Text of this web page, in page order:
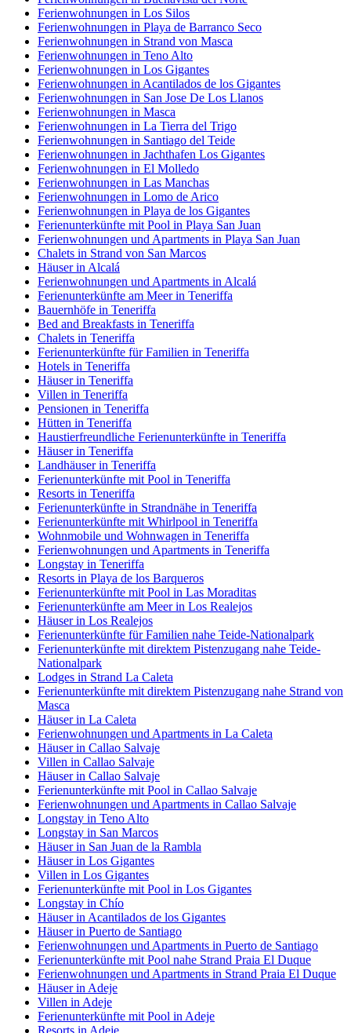
Ferienwohnungen in Los Silos
Ferienwohnungen in Playa de Barranco Seco
Ferienwohnungen in Strand von Masca
Ferienwohnungen in Teno Alto
Ferienwohnungen in Los Gigantes
Ferienwohnungen in Acantilados de los Gigantes
Ferienwohnungen in San Jose De Los Llanos
Ferienwohnungen in Masca
Ferienwohnungen in La Tierra del Trigo
Ferienwohnungen in Santiago del Teide
Ferienwohnungen in Jachthafen Los Gigantes
Ferienwohnungen in El Molledo
Ferienwohnungen in Las Manchas
Ferienwohnungen in Lomo de Arico
Ferienwohnungen in Playa de los Gigantes
Ferienunterkünfte mit Pool in Playa San Juan
Ferienwohnungen und Apartments in Playa San Juan
Chalets in Strand von San Marcos
Häuser in Alcalá
Ferienwohnungen und Apartments in Alcalá
Ferienunterkünfte am Meer in Teneriffa
Bauernhöfe in Teneriffa
Bed and Breakfasts in Teneriffa
Chalets in Teneriffa
Ferienunterkünfte für Familien in Teneriffa
Hotels in Teneriffa
Häuser in Teneriffa
Villen in Teneriffa
Pensionen in Teneriffa
Hütten in Teneriffa
Haustierfreundliche Ferienunterkünfte in Teneriffa
Häuser in Teneriffa
Landhäuser in Teneriffa
Ferienunterkünfte mit Pool in Teneriffa
Resorts in Teneriffa
Ferienunterkünfte in Strandnähe in Teneriffa
Ferienunterkünfte mit Whirlpool in Teneriffa
Wohnmobile und Wohnwagen in Teneriffa
Ferienwohnungen und Apartments in Teneriffa
Longstay in Teneriffa
Resorts in Playa de los Barqueros
Ferienunterkünfte mit Pool in Las Moraditas
Ferienunterkünfte am Meer in Los Realejos
Häuser in Los Realejos
Ferienunterkünfte für Familien nahe Teide-Nationalpark
Ferienunterkünfte mit direktem Pistenzugang nahe Teide-
Nationalpark
Lodges in Strand La Caleta
Ferienunterkünfte mit direktem Pistenzugang nahe Strand von
Masca
Häuser in La Caleta
Ferienwohnungen und Apartments in La Caleta
Häuser in Callao Salvaje
Villen in Callao Salvaje
Häuser in Callao Salvaje
Ferienunterkünfte mit Pool in Callao Salvaje
Ferienwohnungen und Apartments in Callao Salvaje
Longstay in Teno Alto
Longstay in San Marcos
Häuser in San Juan de la Rambla
Häuser in Los Gigantes
Villen in Los Gigantes
Ferienunterkünfte mit Pool in Los Gigantes
Longstay in Chío
Häuser in Acantilados de los Gigantes
Häuser in Puerto de Santiago
Ferienwohnungen und Apartments in Puerto de Santiago
Ferienunterkünfte mit Pool nahe Strand Praia El Duque
Ferienwohnungen und Apartments in Strand Praia El Duque
Häuser in Adeje
Villen in Adeje
Ferienunterkünfte mit Pool in Adeje